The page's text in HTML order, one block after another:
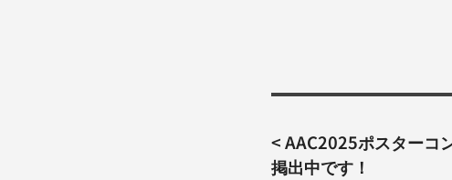
投
稿
<AAC2025ポスターコ
掲出中です！